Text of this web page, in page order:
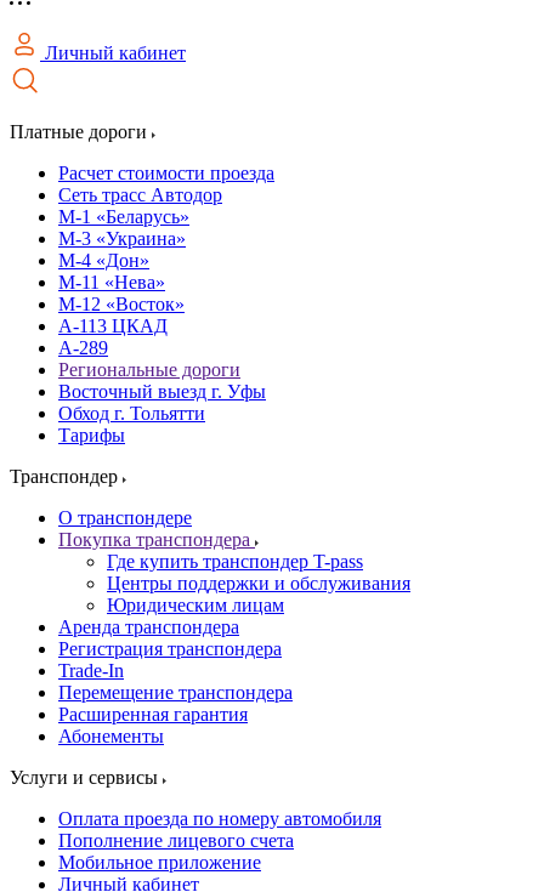
Личный кабинет
Платные дороги
Расчет стоимости проезда
Сеть трасс Автодор
М-1 «Беларусь»
М-3 «Украина»
М-4 «Дон»
М-11 «Нева»
М-12 «Восток»
А-113 ЦКАД
А-289
Региональные дороги
Восточный выезд г. Уфы
Обход г. Тольятти
Тарифы
Транспондер
О транспондере
Покупка транспондера
Где купить транспондер T-pass
Центры поддержки и обслуживания
Юридическим лицам
Аренда транспондера
Регистрация транспондера
Trade-In
Перемещение транспондера
Расширенная гарантия
Абонементы
Услуги и сервисы
Оплата проезда по номеру автомобиля
Пополнение лицевого счета
Мобильное приложение
Личный кабинет